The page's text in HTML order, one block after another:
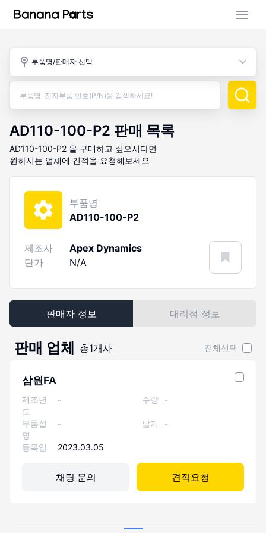
부품명/판매자 선택
AD110-100-P2 판매 목록
AD110-100-P2 을 구매하고 싶으시다면
원하시는 업체에 견적을 요청해보세요
부품명
AD110-100-P2
제조사
Apex Dynamics
단가
N/A
판매자 정보 대리점 정보
판매 업체 총1개사 전체선택
삼원FA
제조년
도
- 수량 -
부품설
명
- 납기 -
등록일 2023.03.05
채팅 문의 견적요청